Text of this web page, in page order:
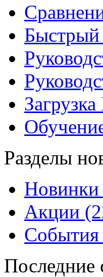
Быстрый
Разделы
Новинки
Акции
События
Последние